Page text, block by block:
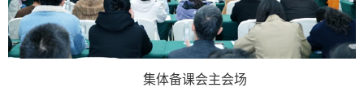
集体备课会主会场